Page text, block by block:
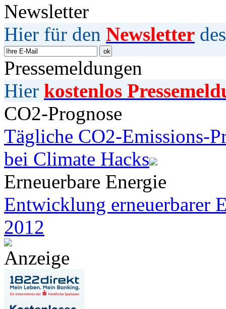
Newsletter
Hier für den Newsletter
Pressemeldungen
Hier kostenlos
CO2-Prognose
Tägliche CO2-Emissions-
bei Climate Hacks
Erneuerbare Energie
Entwicklung erneuerbarer
2012
Anzeige